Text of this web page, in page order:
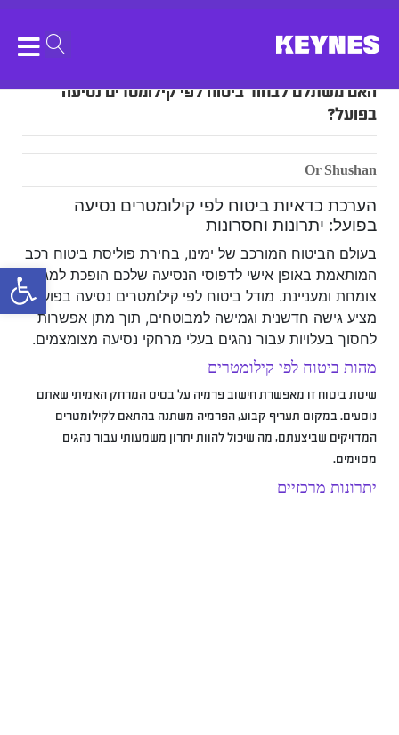
האם משתלם לבחור ביטוח לפי קילומטרים נסיעה
בפועל?
Or Shushan
הערכת כדאיות ביטוח לפי קילומטרים נסיעה
בפועל: יתרונות וחסרונות
בעולם הביטוח המורכב של ימינו, בחירת פוליסת ביטוח רכב
המותאמת באופן אישי לדפוסי הנסיעה שלכם הופכת למגמה
צומחת ומעניינת. מודל ביטוח לפי קילומטרים נסיעה בפועל
מציע גישה חדשנית וגמישה למבוטחים, תוך מתן אפשרות
לחסוך בעלויות עבור נהגים בעלי מרחקי נסיעה מצומצמים.
מהות ביטוח לפי קילומטרים
שיטת ביטוח זו מאפשרת חישוב פרמיה על בסיס המרחק האמיתי שאתם
נוסעים. במקום תעריף קבוע, הפרמיה משתנה בהתאם לקילומטרים
המדויקים שביצעתם, מה שיכול להוות יתרון משמעותי עבור נהגים
מסוימים.
יתרונות מרכזיים